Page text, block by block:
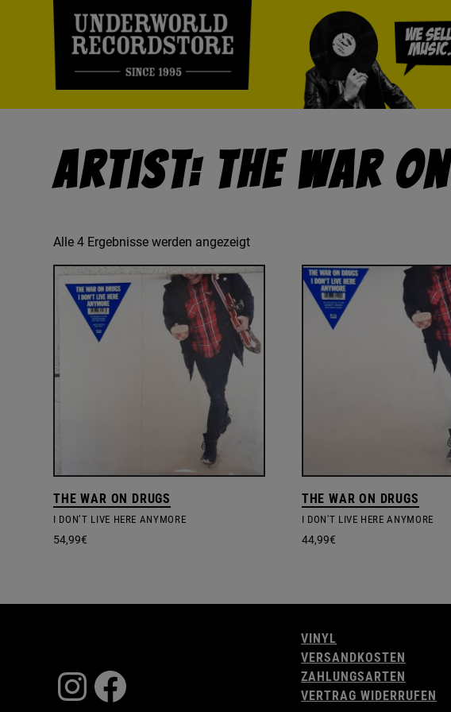
Artist: The War
Alle 4 Ergebnisse werden angezeigt
THE WAR ON DRUGS
I DON’T LIVE HERE ANYMORE
54,99€
THE WAR ON DRUGS
I DON'T LIVE HERE ANYMORE
44,99€
Instagram
Facebook
VINYL
VERSANDKOSTEN
ZAHLUNGSARTEN
VERTRAG WIDERRUFEN